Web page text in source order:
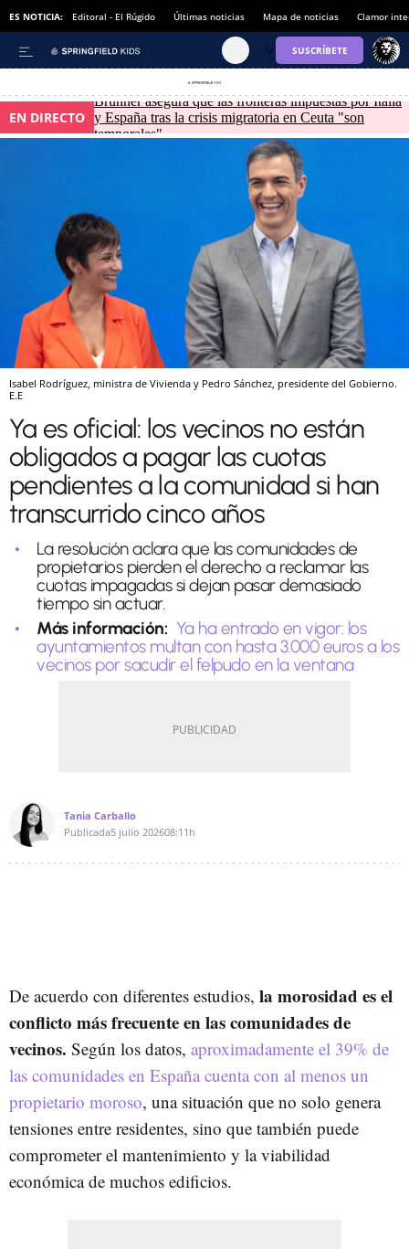
ES NOTICIA: Editoral - El Rúgido Últimas noticias Mapa de noticias Clamor
EN DIRECTO
Brunner asegura que las fronteras impuestas por Italia
y España tras la crisis migratoria en Ceuta "son
temporales"
Isabel Rodríguez, ministra de Vivienda y Pedro Sánchez, presidente del Gobierno.
E.E
Ya es oficial: los vecinos no están
obligados a pagar las cuotas
pendientes a la comunidad si han
transcurrido cinco años
La resolución aclara que las comunidades de
propietarios pierden el derecho a reclamar las
cuotas impagadas si dejan pasar demasiado
tiempo sin actuar.
Más información: Ya ha entrado en vigor: los
ayuntamientos multan con hasta 3.000 euros a los
vecinos por sacudir el felpudo en la ventana
Tania Carballo
Publicada5 julio 202608:11h
De acuerdo con diferentes estudios, la morosidad es el
conflicto más frecuente en las comunidades de
vecinos. Según los datos, aproximadamente el 39% de
las comunidades en España cuenta con al menos un
propietario moroso, una situación que no solo genera
tensiones entre residentes, sino que también puede
comprometer el mantenimiento y la viabilidad
económica de muchos edificios.